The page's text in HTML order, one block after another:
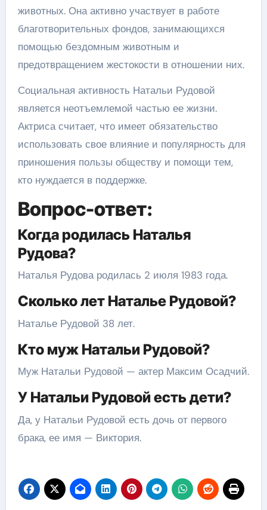
животных. Она активно участвует в работе
благотворительных фондов, занимающихся
помощью бездомным животным и
предотвращением жестокости в отношении них.
Социальная активность Натальи Рудовой
является неотъемлемой частью ее жизни.
Актриса считает, что имеет обязательство
использовать свое влияние и популярность для
приношения пользы обществу и помощи тем,
кто нуждается в поддержке.
Вопрос-ответ:
Когда родилась Наталья
Рудова?
Наталья Рудова родилась 2 июля 1983 года.
Сколько лет Наталье Рудовой?
Наталье Рудовой 38 лет.
Кто муж Натальи Рудовой?
Муж Натальи Рудовой — актер Максим Осадчий.
У Натальи Рудовой есть дети?
Да, у Натальи Рудовой есть дочь от первого
брака, ее имя — Виктория.